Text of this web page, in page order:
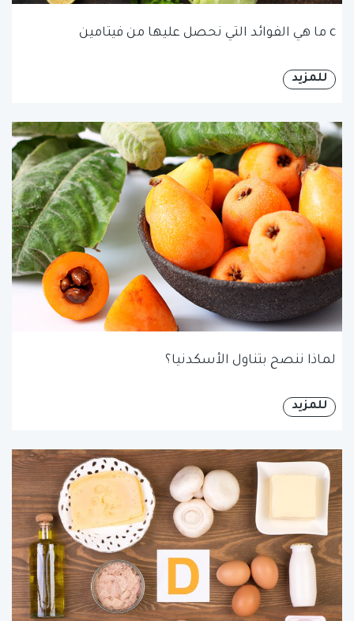
c ما هي الفوائد التي نحصل عليها من فيتامين
للمزيد
لماذا ننصح بتناول الأسكدنيا؟
للمزيد